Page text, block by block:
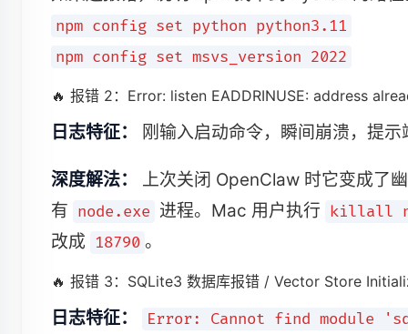
npm config set python python3.11
npm config set msvs_version 2022
🔥 报错 2：Error: listen EADDRINUSE: address
日志特征： 刚输入启动命令，瞬间崩溃，提
深度解法：
上次关闭 OpenClaw 时它变成了
有 node.exe 进程。Mac 用户执行 killall
改成 18790 。
🔥 报错 3：SQLite3 数据库报错 / Vector Store
日志特征： Error: Cannot find module